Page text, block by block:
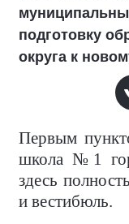
подготовку
округа к
Первым
школа №1
здесь
и вестибюль.